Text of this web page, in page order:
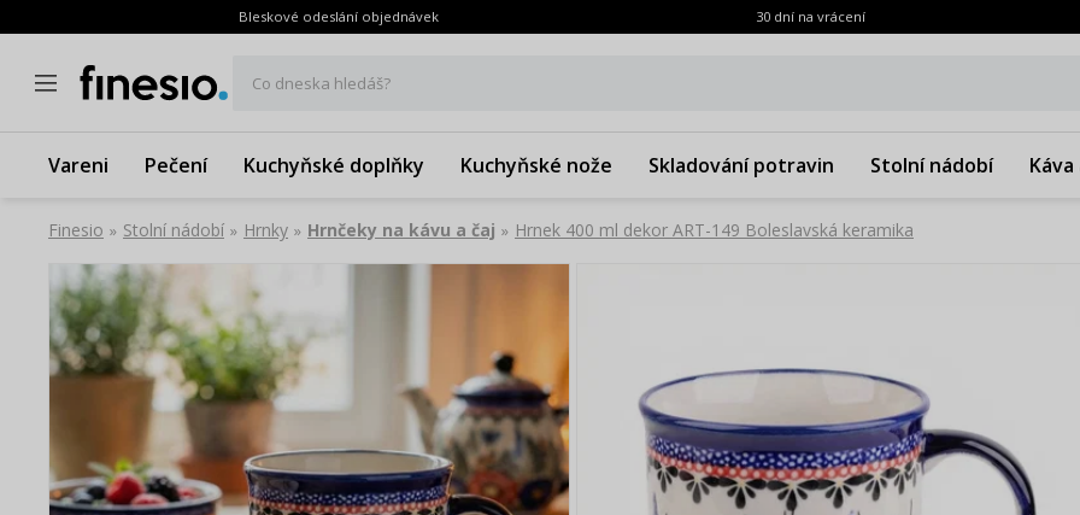
Bleskové odeslání objednávek 30 dní na vrácení
Co dneska hledáš?
Vareni Pečení Kuchyňské doplňky Kuchyňské nože Skladování potravin Stolní nádobí Káva
Finesio » Stolní nádobí » Hrnky » Hrnčeky na kávu a čaj » Hrnek 400 ml dekor ART-149 Boleslavská keramika